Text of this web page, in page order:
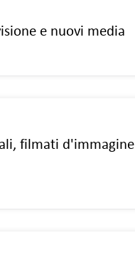
e nuovi media
filmati d'immagine